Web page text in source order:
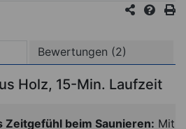
Bewertungen (2)
Holz, 15-Min. Laufzeit
Zeitgefühl beim Saunieren: Mit